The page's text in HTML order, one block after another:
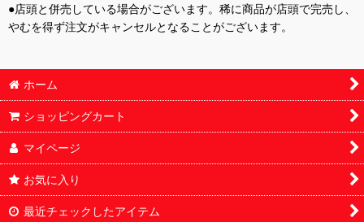
●店頭と併売している場合がございます。稀に商品が店頭で完売し、
やむを得ず注文がキャンセルとなることがございます。
ホーム
ショッピングカート
マイページ
お気に入り
最近チェックしたアイテム